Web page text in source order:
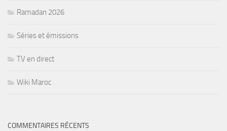
Ramadan 2026
Séries et émissions
TV en direct
Wiki Maroc
COMMENTAIRES RÉCENTS